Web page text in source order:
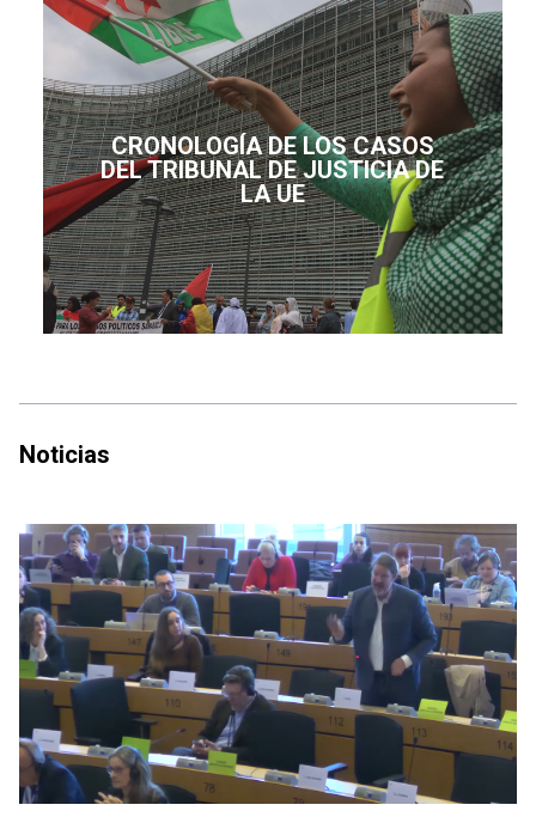
CRONOLOGÍA DE LOS CASOS
DEL TRIBUNAL DE JUSTICIA DE
LA UE
Noticias